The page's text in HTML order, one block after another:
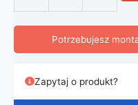
Potrzebujesz
Zapytaj o produkt?